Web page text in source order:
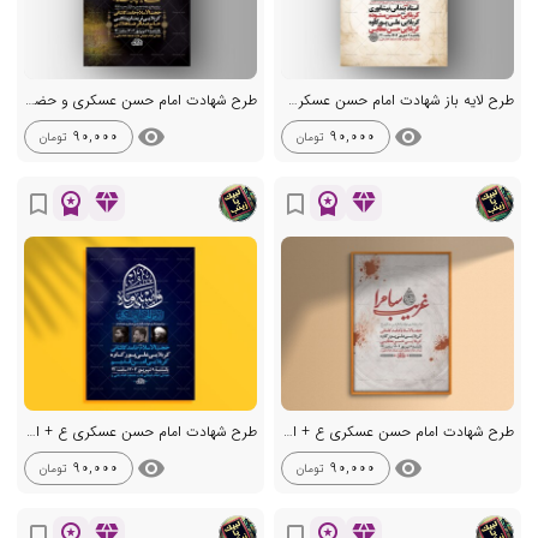
طرح لایه باز شهادت امام حسن عسکری ع + استوری
visibility
90,000 تومان
طرح شهادت امام حسن عسکری و حضرت سکینه س + استوری
visibility
90,000 تومان
diamond
workspace_premium
bookmark_border
طرح شهادت امام حسن عسکری ع + استوری
visibility
90,000 تومان
diamond
workspace_premium
bookmark_border
طرح شهادت امام حسن عسکری ع + استوری
visibility
90,000 تومان